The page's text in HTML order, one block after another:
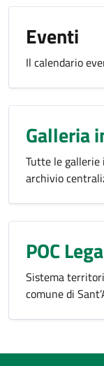
Eventi
Il calendario
Galleria
Tutte le gallerie
archivio
POC
Sistema
comune di